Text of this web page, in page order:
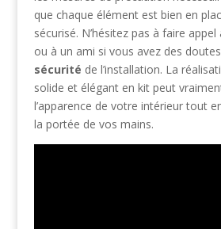
que chaque élément est bien en
sécurisé. N’hésitez pas à faire
ou à un ami si vous avez des
sécurité de l’installation. La
solide et élégant en kit peut
l’apparence de votre intérieur tout
la portée de vos mains.